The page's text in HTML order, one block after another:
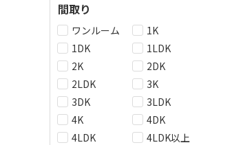
間取り
ワンルーム
1K
1DK
1LDK
2K
2DK
2LDK
3K
3DK
3LDK
4K
4DK
4LDK
4LDK以上